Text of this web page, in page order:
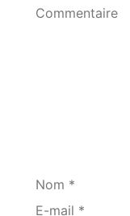
Commentaire
Nom *
E-mail *